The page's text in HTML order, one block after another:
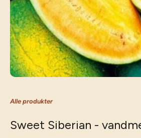
Alle produkter
Sweet Siberian -